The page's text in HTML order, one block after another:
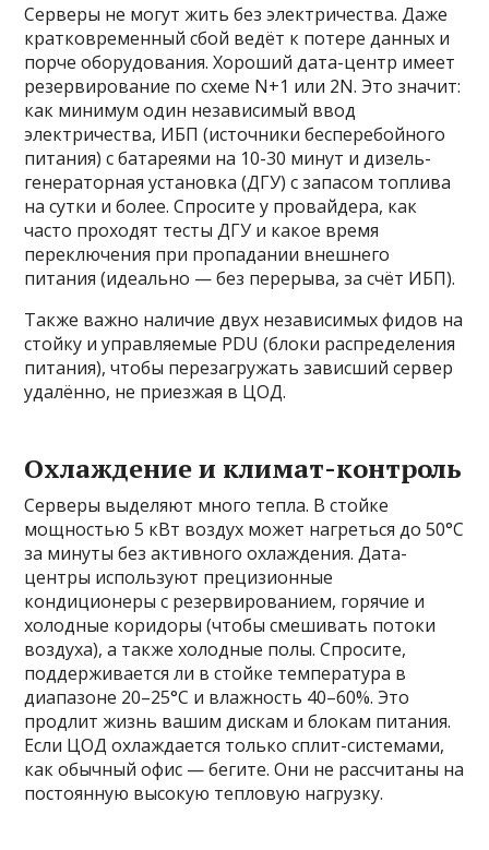
Серверы не могут жить без электричества. Даже
кратковременный сбой ведёт к потере данных и
порче оборудования. Хороший дата-центр имеет
резервирование по схеме N+1 или 2N. Это значит:
как минимум один независимый ввод
электричества, ИБП (источники бесперебойного
питания) с батареями на 10-30 минут и дизель-
генераторная установка (ДГУ) с запасом топлива
на сутки и более. Спросите у провайдера, как
часто проходят тесты ДГУ и какое время
переключения при пропадании внешнего
питания (идеально — без перерыва, за счёт ИБП).
Также важно наличие двух независимых фидов на
стойку и управляемые PDU (блоки распределения
питания), чтобы перезагружать зависший сервер
удалённо, не приезжая в ЦОД.
Охлаждение и климат-контроль
Серверы выделяют много тепла. В стойке
мощностью 5 кВт воздух может нагреться до 50°C
за минуты без активного охлаждения. Дата-
центры используют прецизионные
кондиционеры с резервированием, горячие и
холодные коридоры (чтобы смешивать потоки
воздуха), а также холодные полы. Спросите,
поддерживается ли в стойке температура в
диапазоне 20–25°C и влажность 40–60%. Это
продлит жизнь вашим дискам и блокам питания.
Если ЦОД охлаждается только сплит-системами,
как обычный офис — бегите. Они не рассчитаны на
постоянную высокую тепловую нагрузку.